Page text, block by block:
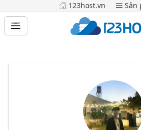
123host.vn Sản